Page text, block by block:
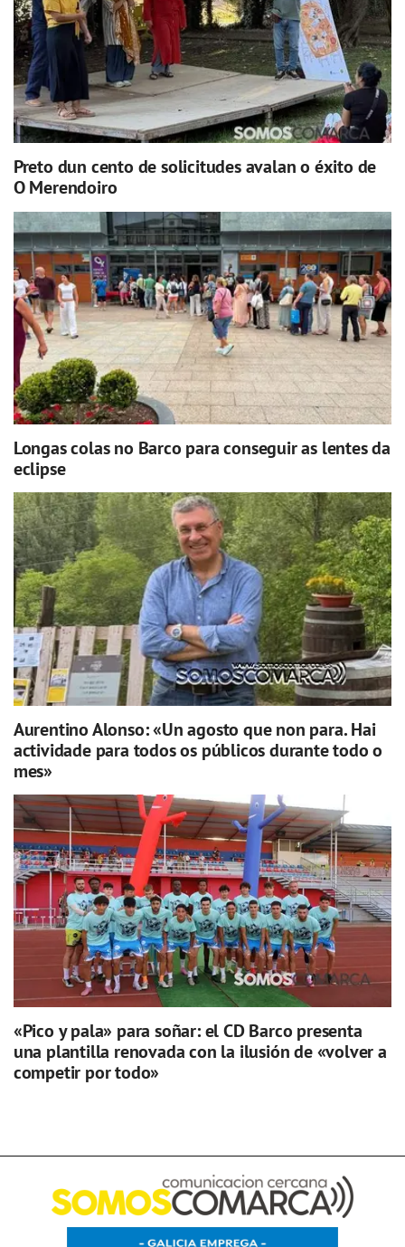
Preto dun cento de solicitudes avalan o éxito de
O Merendoiro
Longas colas no Barco para conseguir as lentes da
eclipse
Aurentino Alonso: «Un agosto que non para. Hai
actividade para todos os públicos durante todo o
mes»
«Pico y pala» para soñar: el CD Barco presenta
una plantilla renovada con la ilusión de «volver a
competir por todo»